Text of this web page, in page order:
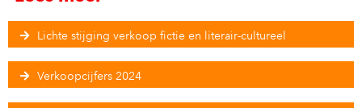
Lichte stijging verkoop fictie en literair-cultureel
Verkoopcijfers 2024